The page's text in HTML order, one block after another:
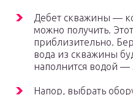
Дебет скважины —
можно получить.
приблизительно.
вода из скважины
наполнится водой —
Напор, выбрать